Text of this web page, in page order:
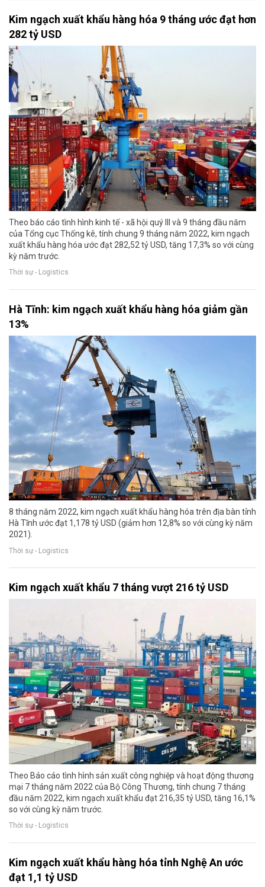
Kim ngạch xuất khẩu hàng hóa 9 tháng ước đạt hơn
282 tỷ USD
Theo báo cáo tình hình kinh tế - xã hội quý III và 9 tháng đầu năm
của Tổng cục Thống kê, tính chung 9 tháng năm 2022, kim ngạch
xuất khẩu hàng hóa ước đạt 282,52 tỷ USD, tăng 17,3% so với cùng
kỳ năm trước.
Thời sự - Logistics
Hà Tĩnh: kim ngạch xuất khẩu hàng hóa giảm gần
13%
8 tháng năm 2022, kim ngạch xuất khẩu hàng hóa trên địa bàn tỉnh
Hà Tĩnh ước đạt 1,178 tỷ USD (giảm hơn 12,8% so với cùng kỳ năm
2021).
Thời sự - Logistics
Kim ngạch xuất khẩu 7 tháng vượt 216 tỷ USD
Theo Báo cáo tình hình sản xuất công nghiệp và hoạt động thương
mại 7 tháng năm 2022 của Bộ Công Thương, tính chung 7 tháng
đầu năm 2022, kim ngạch xuất khẩu đạt 216,35 tỷ USD, tăng 16,1%
so với cùng kỳ năm trước.
Thời sự - Logistics
Kim ngạch xuất khẩu hàng hóa tỉnh Nghệ An ước
đạt 1,1 tỷ USD